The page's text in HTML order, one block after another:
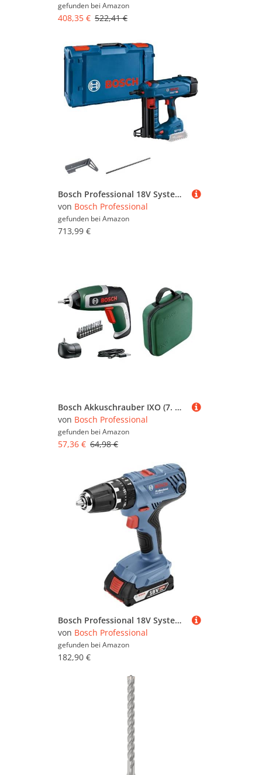
gefunden bei Amazon
408,35 € 522,41 €
Bosch Professional 18V System BITURBO Akku Betonnagler GNB 18V-38 (max. Nagellänge 38 mm, inkl. 1x Ausdrückstift, 1x Befestigungshaken, inkl. XL-BOXX, ohne Akku/ Ladegerät)
von Bosch Professional
gefunden bei Amazon
713,99 €
Bosch Akkuschrauber IXO (7. Generation; 3,6V; 2,0Ah; 5,5Nm; mit Mikro-USB-Kabel; Inklusive Winkel-Aufsatz; im Karton) – Amazon Edition + Bosch Aufbewahrungstasche für Werkzeuge
von Bosch Professional
gefunden bei Amazon
57,36 € 64,98 €
Bosch Professional 18V System Akku Schlagbohrschrauber GSB 18V-21 (inkl. 2x 2.0Ah Akku, Schnellladegerät GAL 18V-40, L-BOXX)
von Bosch Professional
gefunden bei Amazon
182,90 €